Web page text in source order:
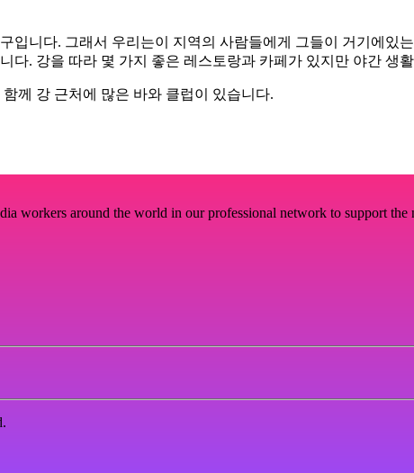
입니다. 그래서 우리는이 지역의 사람들에게 그들이 거기에
다. 강을 따라 몇 가지 좋은 레스토랑과 카페가 있지만 야간 생
께 강 근처에 많은 바와 클럽이 있습니다.
workers around the world in our professional network to support the